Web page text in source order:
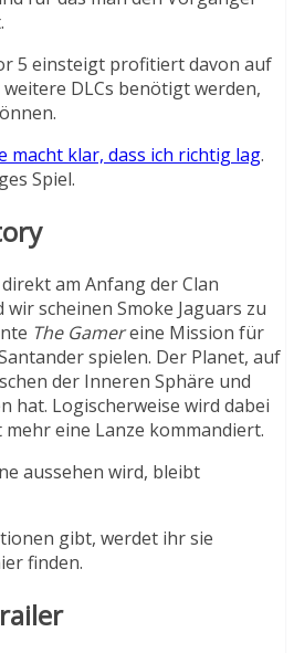
5 einsteigt profitiert davon auf
DLCs benötigt werden,
macht klar, dass ich richtig lag.
Spiel.
am Anfang der Clan
scheinen Smoke Jaguars zu
The Gamereine Mission für
spielen. Der Planet, auf
der Inneren Sphäre und
hat. Logischerweise wird dabei
eine Lanze kommandiert.
aussehen wird, bleibt
gibt, werdet ihr sie
finden.